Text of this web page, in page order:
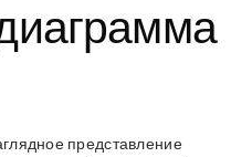
представление